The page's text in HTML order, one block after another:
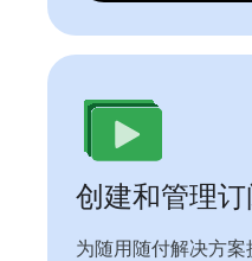
创建和管理订
为随用随付解决方